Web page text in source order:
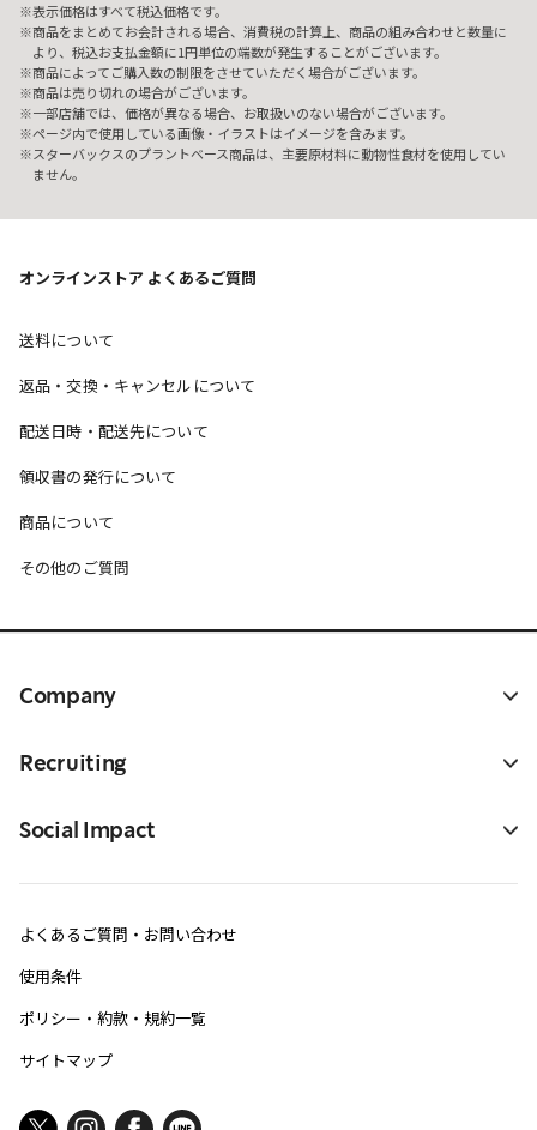
表示価格はすべて税込価格です。
商品をまとめてお会計される場合、消費税の計算上、商品の組み合わせと数量に
より、税込お支払金額に1円単位の端数が発生することがございます。
商品によってご購入数の制限をさせていただく場合がございます。
商品は売り切れの場合がございます。
一部店舗では、価格が異なる場合、お取扱いのない場合がございます。
ページ内で使用している画像・イラストはイメージを含みます。
スターバックスのプラントベース商品は、主要原材料に動物性食材を使用してい
ません。
オンラインストア よくあるご質問
送料について
返品・交換・キャンセルについて
配送日時・配送先について
領収書の発行について
商品について
その他のご質問
Company
Recruiting
Social Impact
よくあるご質問・お問い合わせ
使用条件
ポリシー・約款・規約一覧
サイトマップ